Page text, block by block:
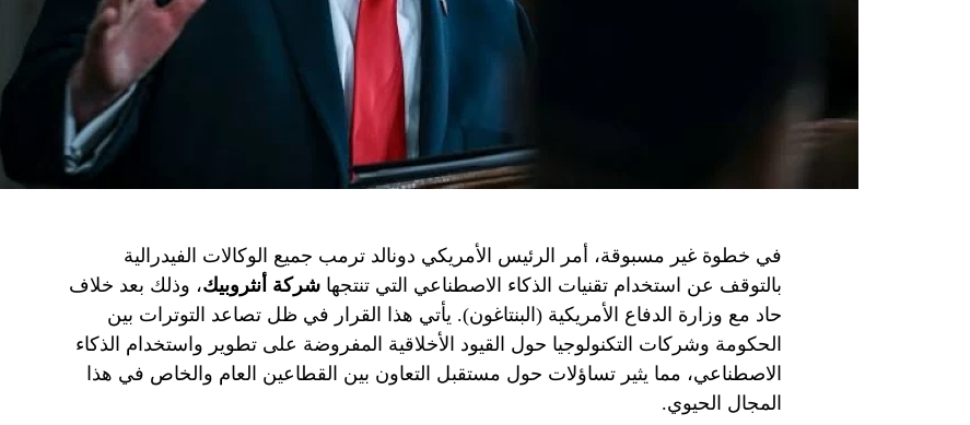
في خطوة غير مسبوقة، أمر الرئيس الأمريكي دونالد ترمب جميع الوكالات الفيدرالية
بالتوقف عن استخدام تقنيات الذكاء الاصطناعي التي تنتجها شركة أنثروبيك، وذلك بعد خلاف
حاد مع وزارة الدفاع الأمريكية (البنتاغون). يأتي هذا القرار في ظل تصاعد التوترات بين
الحكومة وشركات التكنولوجيا حول القيود الأخلاقية المفروضة على تطوير واستخدام الذكاء
الاصطناعي، مما يثير تساؤلات حول مستقبل التعاون بين القطاعين العام والخاص في هذا
المجال الحيوي.